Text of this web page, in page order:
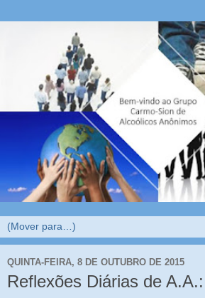
QUINTA-FEIRA, 8 DE OUTUBRO DE 2015
Reflexões Diárias de